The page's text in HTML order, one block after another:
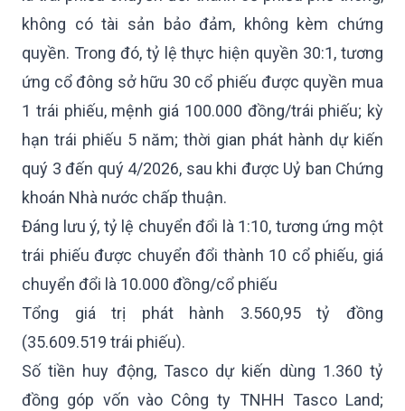
không có tài sản bảo đảm, không kèm chứng
quyền. Trong đó, tỷ lệ thực hiện quyền 30:1, tương
ứng cổ đông sở hữu 30 cổ phiếu được quyền mua
1 trái phiếu, mệnh giá 100.000 đồng/trái phiếu; kỳ
hạn trái phiếu 5 năm; thời gian phát hành dự kiến
quý 3 đến quý 4/2026, sau khi được Uỷ ban Chứng
khoán Nhà nước chấp thuận.
Đáng lưu ý, tỷ lệ chuyển đổi là 1:10, tương ứng một
trái phiếu được chuyển đổi thành 10 cổ phiếu, giá
chuyển đổi là 10.000 đồng/cổ phiếu
Tổng giá trị phát hành 3.560,95 tỷ đồng
(35.609.519 trái phiếu).
Số tiền huy động, Tasco dự kiến dùng 1.360 tỷ
đồng góp vốn vào Công ty TNHH Tasco Land;